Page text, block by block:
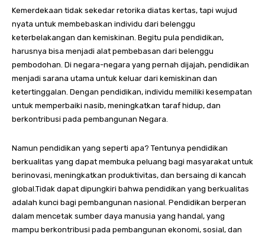
Kemerdekaan tidak sekedar retorika diatas kertas, tapi wujud
nyata untuk membebaskan individu dari belenggu
keterbelakangan dan kemiskinan. Begitu pula pendidikan,
harusnya bisa menjadi alat pembebasan dari belenggu
pembodohan. Di negara-negara yang pernah dijajah, pendidikan
menjadi sarana utama untuk keluar dari kemiskinan dan
ketertinggalan. Dengan pendidikan, individu memiliki kesempatan
untuk memperbaiki nasib, meningkatkan taraf hidup, dan
berkontribusi pada pembangunan Negara.
Namun pendidikan yang seperti apa? Tentunya pendidikan
berkualitas yang dapat membuka peluang bagi masyarakat untuk
berinovasi, meningkatkan produktivitas, dan bersaing di kancah
global.Tidak dapat dipungkiri bahwa pendidikan yang berkualitas
adalah kunci bagi pembangunan nasional. Pendidikan berperan
dalam mencetak sumber daya manusia yang handal, yang
mampu berkontribusi pada pembangunan ekonomi, sosial, dan